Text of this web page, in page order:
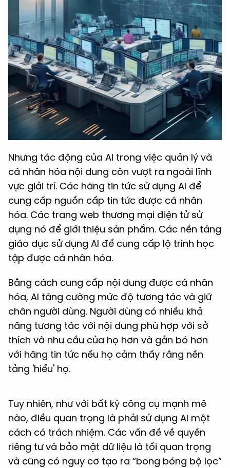
Nhưng tác động của AI trong việc quản lý và
cá nhân hóa nội dung còn vượt ra ngoài lĩnh
vực giải trí. Các hãng tin tức sử dụng AI để
cung cấp nguồn cấp tin tức được cá nhân
hóa. Các trang web thương mại điện tử sử
dụng nó để giới thiệu sản phẩm. Các nền tảng
giáo dục sử dụng AI để cung cấp lộ trình học
tập được cá nhân hóa.
Bằng cách cung cấp nội dung được cá nhân
hóa, AI tăng cường mức độ tương tác và giữ
chân người dùng. Người dùng có nhiều khả
năng tương tác với nội dung phù hợp với sở
thích và nhu cầu của họ hơn và gắn bó hơn
với hãng tin tức nếu họ cảm thấy rằng nền
tảng 'hiểu' họ.
Tuy nhiên, như với bất kỳ công cụ mạnh mẽ
nào, điều quan trọng là phải sử dụng AI một
cách có trách nhiệm. Các vấn đề về quyền
riêng tư và bảo mật dữ liệu là tối quan trọng
và cũng có nguy cơ tạo ra “bong bóng bộ lọc”